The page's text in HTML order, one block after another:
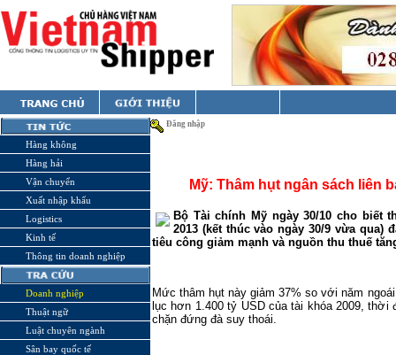
Hàng không
Hàng hải
Vận chuyển
Xuất nhập khẩu
Logistics
Kinh tế
Thông tin doanh nghiệp
Doanh nghiệp
Thuật ngữ
Luật chuyên ngành
Sân bay quốc tế
Đăng nhập
Mỹ: Thâm hụt ngân sách liên
Bộ Tài chính Mỹ ngày 30/10 cho biết
2013 (kết thúc vào ngày 30/9 vừa qua)
tiêu công giảm mạnh và nguồn thu thuế
Mức thâm hụt này giảm 37% so với năm
lục hơn 1.400 tỷ USD của tài khóa 2009, thời
chặn đứng đà suy thoái.